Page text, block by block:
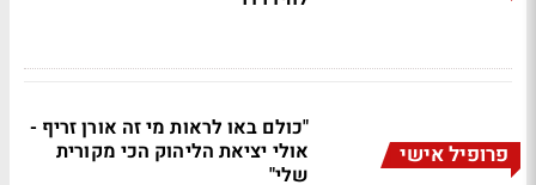
פרופיל אישי
"כולם באו לראות מי זה אורן זריף -
אולי יציאת הליהוק הכי מקורית
שלי"